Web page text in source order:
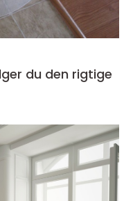
du den rigtige